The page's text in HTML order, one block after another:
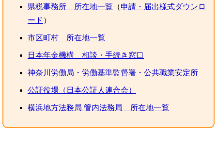
県税事務所 所在地一覧 （申請・届出様式ダウンロ
ード ）
市区町村 所在地一覧
日本年金機構 相談・手続き窓口
神奈川労働局・労働基準監督署・公共職業安定所
公証役場（日本公証人連合会）
横浜地方法務局 管内法務局 所在地一覧